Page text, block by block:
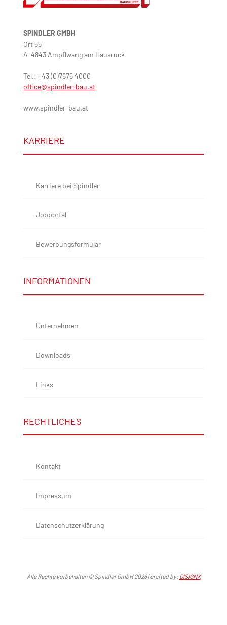
SPINDLER GMBH
Ort 55
A-4843 Ampflwang am Hausruck
Tel.: +43 (0)7675 4000
office@spindler-bau.at
www.spindler-bau.at
KARRIERE
Karriere bei Spindler
Jobportal
Bewerbungsformular
INFORMATIONEN
Unternehmen
Downloads
Links
RECHTLICHES
Kontakt
Impressum
Datenschutzerklärung
Alle Rechte vorbehalten © Spindler GmbH 2026 | crafted by: DISIGNX